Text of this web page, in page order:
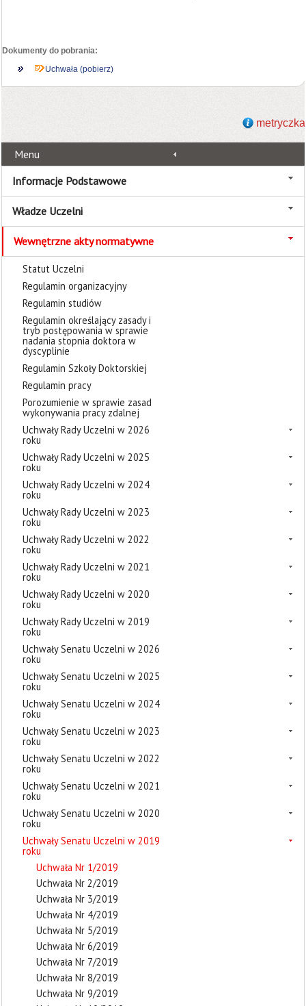
Dokumenty do pobrania:
Uchwała (pobierz)
metryczka
Menu
Informacje Podstawowe
Władze Uczelni
Wewnętrzne akty normatywne
Statut Uczelni
Regulamin organizacyjny
Regulamin studiów
Regulamin określający zasady i
tryb postępowania w sprawie
nadania stopnia doktora w
dyscyplinie
Regulamin Szkoły Doktorskiej
Regulamin pracy
Porozumienie w sprawie zasad
wykonywania pracy zdalnej
Uchwały Rady Uczelni w 2026
roku
Uchwały Rady Uczelni w 2025
roku
Uchwały Rady Uczelni w 2024
roku
Uchwały Rady Uczelni w 2023
roku
Uchwały Rady Uczelni w 2022
roku
Uchwały Rady Uczelni w 2021
roku
Uchwały Rady Uczelni w 2020
roku
Uchwały Rady Uczelni w 2019
roku
Uchwały Senatu Uczelni w 2026
roku
Uchwały Senatu Uczelni w 2025
roku
Uchwały Senatu Uczelni w 2024
roku
Uchwały Senatu Uczelni w 2023
roku
Uchwały Senatu Uczelni w 2022
roku
Uchwały Senatu Uczelni w 2021
roku
Uchwały Senatu Uczelni w 2020
roku
Uchwały Senatu Uczelni w 2019
roku
Uchwała Nr 1/2019
Uchwała Nr 2/2019
Uchwała Nr 3/2019
Uchwała Nr 4/2019
Uchwała Nr 5/2019
Uchwała Nr 6/2019
Uchwała Nr 7/2019
Uchwała Nr 8/2019
Uchwała Nr 9/2019